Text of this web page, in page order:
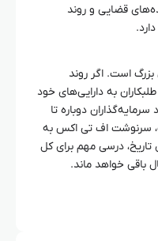
قضایی و روند
بزرگ است. اگر روند
به دارایی‌های خود
دوباره تا
سرنوشت اف تی اکس به
درسی مهم برای کل
باقی خواهد ماند.